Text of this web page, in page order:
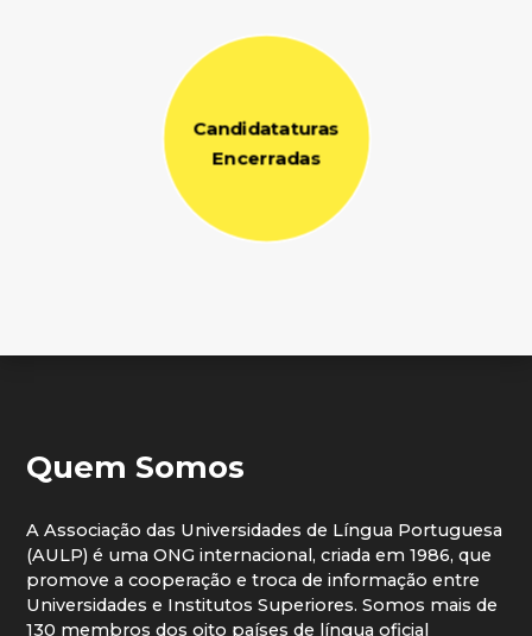
Candidataturas
Encerradas
Quem Somos
A Associação das Universidades de Língua Portuguesa
(AULP) é uma ONG internacional, criada em 1986, que
promove a cooperação e troca de informação entre
Universidades e Institutos Superiores. Somos mais de
130 membros dos oito países de língua oficial